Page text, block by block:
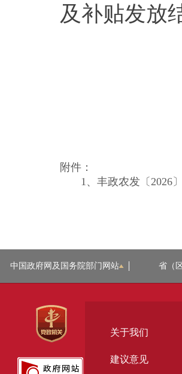
及补贴发放
附件：
1、 丰政农发〔2026
中国政府网及国务院部门网站 省（
关于我们
建议意见